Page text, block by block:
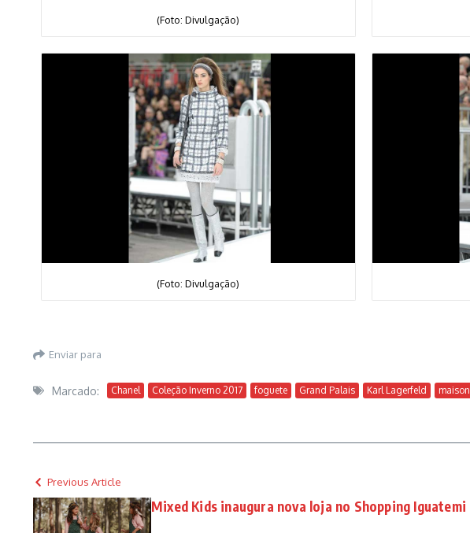
(Foto: Divulgação)
(Foto: Divulgação)
Enviar para
Marcado: Chanel Coleção Inverno 2017 foguete Grand Palais Karl Lagerfeld maison
Previous Article
Mixed Kids inaugura nova loja no Shopping Iguatemi